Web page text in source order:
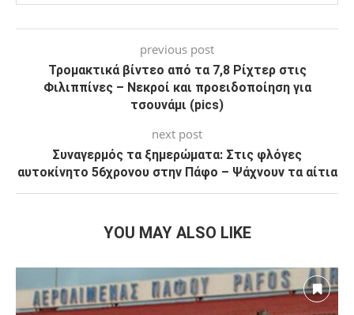
previous post
Τρομακτικά βίντεο από τα 7,8 Ρίχτερ στις
Φιλιππίνες – Νεκροί και προειδοποίηση για
τσουνάμι (pics)
next post
Συναγερμός τα ξημερώματα: Στις φλόγες
αυτοκίνητο 56χρονου στην Πάφο – Ψάχνουν τα αίτια
YOU MAY ALSO LIKE